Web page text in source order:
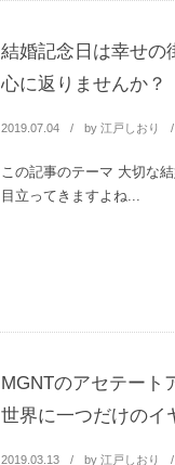
結婚記念日は幸せの
心に返りませんか？
2019.07.04 by 江戸しおり
この記事のテーマ 大切な
目立ってきますよね...
MGNTのアセテート
世界に一つだけのイ
2019.03.13 by 江戸しおり